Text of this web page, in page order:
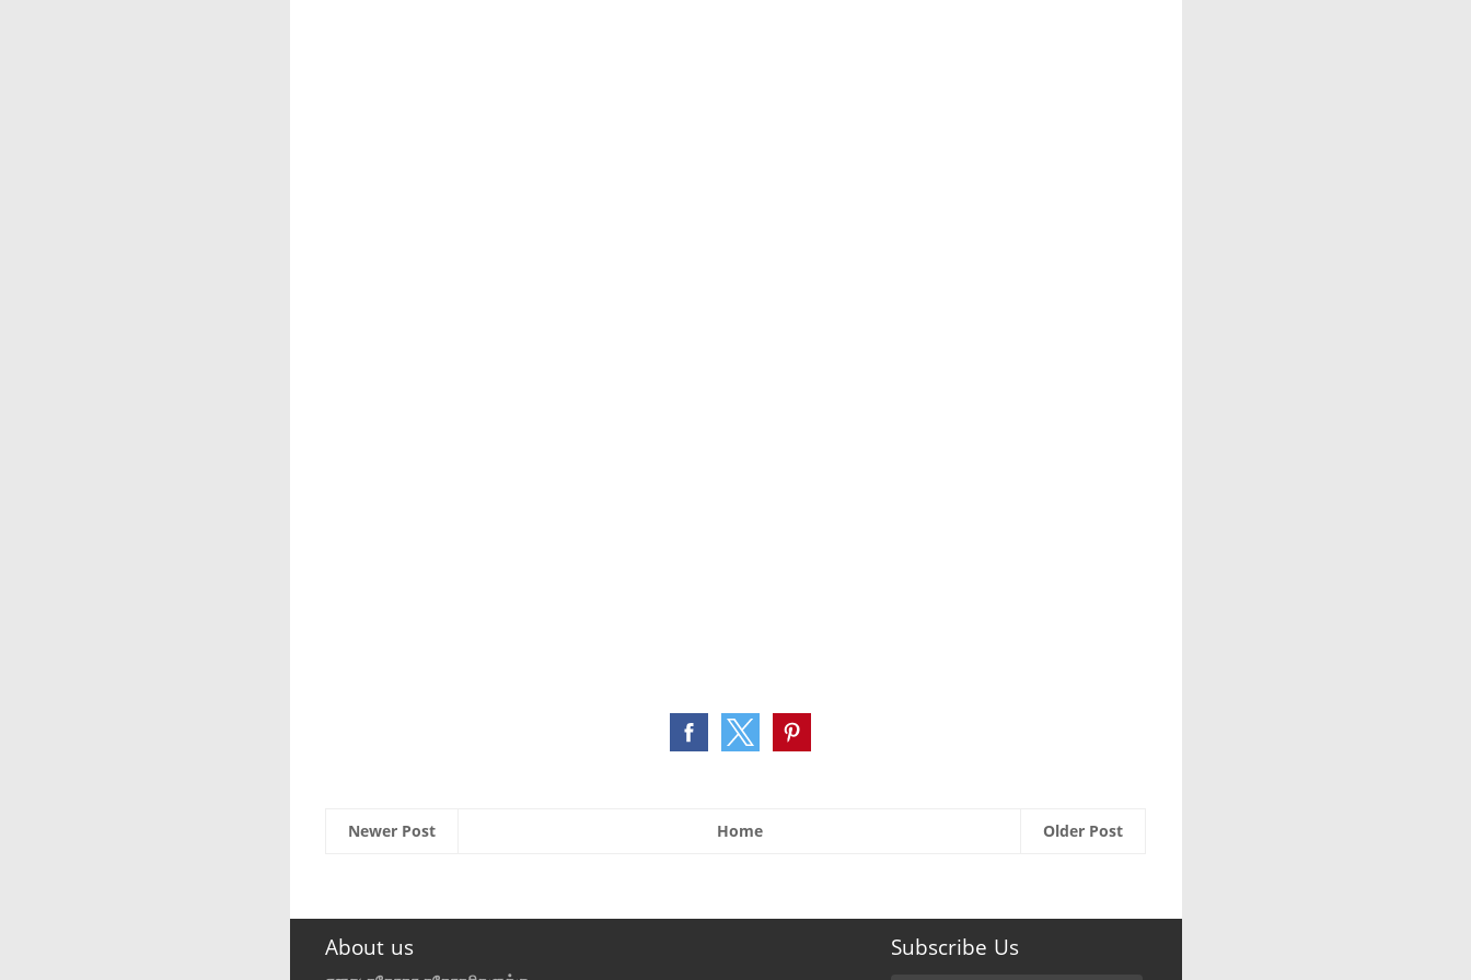
Newer Post Older Post
Home
About us Subscribe Us